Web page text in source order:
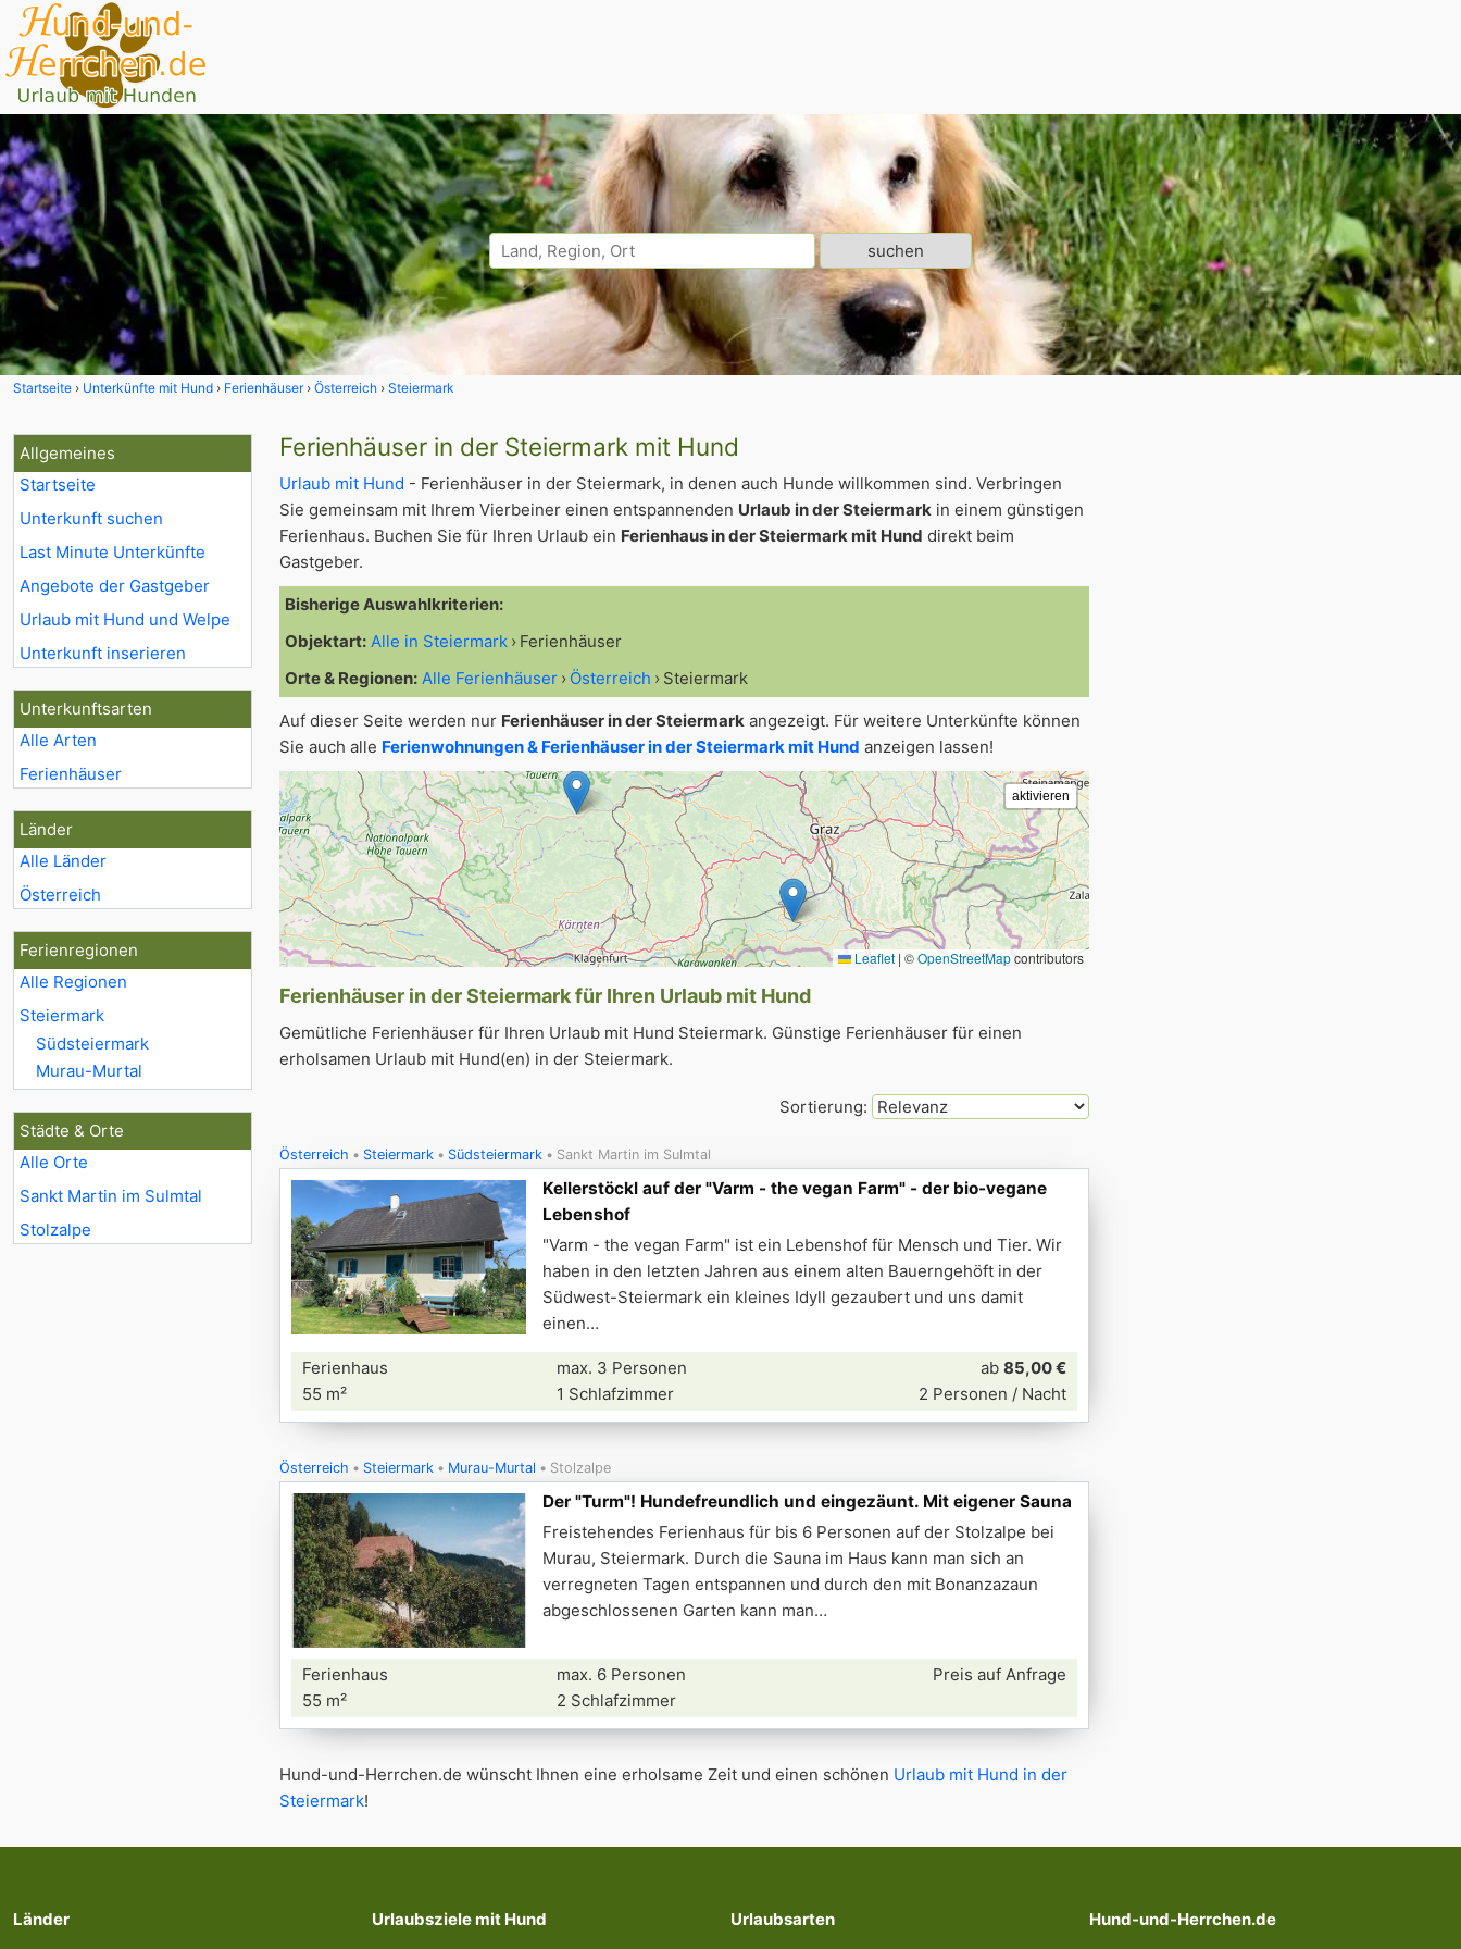
Startseite Unterkünfte mit Hund Ferienhäuser Österreich Steiermark
Allgemeines
Startseite
Unterkunft suchen
Last Minute Unterkünfte
Angebote der Gastgeber
Urlaub mit Hund und Welpe
Unterkunft inserieren
Unterkunftsarten
Alle Arten
Ferienhäuser
Länder
Alle Länder
Österreich
Ferienregionen
Alle Regionen
Steiermark
Südsteiermark
Murau-Murtal
Städte & Orte
Alle Orte
Sankt Martin im Sulmtal
Stolzalpe
Ferienhäuser in der Steiermark mit Hund
Urlaub mit Hund - Ferienhäuser in der Steiermark, in denen auch Hunde willkommen sind. Verbringen
Sie gemeinsam mit Ihrem Vierbeiner einen entspannenden Urlaub in der Steiermark in einem günstigen
Ferienhaus. Buchen Sie für Ihren Urlaub ein Ferienhaus in der Steiermark mit Hund direkt beim
Gastgeber.
Bisherige Auswahlkriterien:
Objektart: Alle in Steiermark
Ferienhäuser
Orte & Regionen: Alle Ferienhäuser Österreich Steiermark
Auf dieser Seite werden nur Ferienhäuser in der Steiermark angezeigt. Für weitere Unterkünfte können
Sie auch alle Ferienwohnungen & Ferienhäuser in der Steiermark mit Hund anzeigen lassen!
Leaflet | ©OpenStreetMapcontributors
Ferienhäuser in der Steiermark für Ihren Urlaub mit Hund
Gemütliche Ferienhäuser für Ihren Urlaub mit Hund Steiermark. Günstige Ferienhäuser für einen
erholsamen Urlaub mit Hund(en) in der Steiermark.
Sortierung:
Österreich Steiermark Südsteiermark Sankt Martin im Sulmtal
Kellerstöckl auf der "Varm - the vegan Farm" - der bio-vegane
Lebenshof
"Varm - the vegan Farm" ist ein Lebenshof für Mensch und Tier. Wir
haben in den letzten Jahren aus einem alten Bauerngehöft in der
Südwest-Steiermark ein kleines Idyll gezaubert und uns damit
einen
Ferienhaus
55 m²
max. 3 Personen
1 Schlafzimmer
ab 85,00 €
2 Personen / Nacht
Österreich Steiermark Murau-Murtal Stolzalpe
Der "Turm"! Hundefreundlich und eingezäunt. Mit eigener Sauna
Freistehendes Ferienhaus für bis 6 Personen auf der Stolzalpe bei
Murau, Steiermark. Durch die Sauna im Haus kann man sich an
verregneten Tagen entspannen und durch den mit Bonanzazaun
abgeschlossenen Garten kann man
Ferienhaus
55 m²
max. 6 Personen
2 Schlafzimmer
Preis auf Anfrage
Hund-und-Herrchen.de wünscht Ihnen eine erholsame Zeit und einen schönen Urlaub mit Hund in der
Steiermark!
Länder Urlaubsziele mit Hund Urlaubsarten Hund-und-Herrchen.de